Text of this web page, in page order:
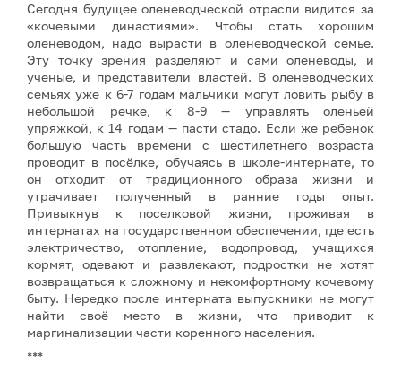
Сегодня будущее оленеводческой отрасли видится за
«кочевыми династиями». Чтобы стать хорошим
оленеводом, надо вырасти в оленеводческой семье.
Эту точку зрения разделяют и сами оленеводы, и
ученые, и представители властей. В оленеводческих
семьях уже к 6-7 годам мальчики могут ловить рыбу в
небольшой речке, к 8-9 — управлять оленьей
упряжкой, к 14 годам — пасти стадо. Если же ребенок
большую часть времени с шестилетнего возраста
проводит в посёлке, обучаясь в школе-интернате, то
он отходит от традиционного образа жизни и
утрачивает полученный в ранние годы опыт.
Привыкнув к поселковой жизни, проживая в
интернатах на государственном обеспечении, где есть
электричество, отопление, водопровод, учащихся
кормят, одевают и развлекают, подростки не хотят
возвращаться к сложному и некомфортному кочевому
быту. Нередко после интерната выпускники не могут
найти своё место в жизни, что приводит к
маргинализации части коренного населения.
***